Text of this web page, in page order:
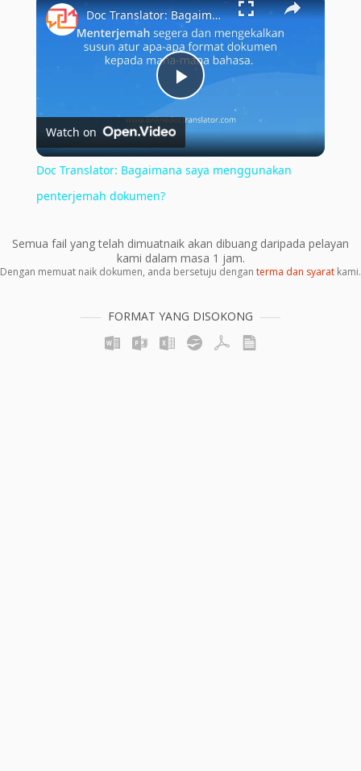
Play
Video
Doc Translator: Bagaimana saya menggunakan penterjemah dokumen?
Watch on
Doc Translator: Bagaimana saya menggunakan
penterjemah dokumen?
Semua fail yang telah dimuatnaik akan dibuang daripada pelayan
kami dalam masa 1 jam.
Dengan memuat naik dokumen, anda bersetuju dengan terma dan syarat kami.
FORMAT YANG DISOKONG